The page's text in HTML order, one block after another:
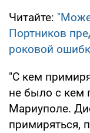
Читайте:
Портников
роковой
"С кем
не было с кем
Мариуполе.
примиряться,